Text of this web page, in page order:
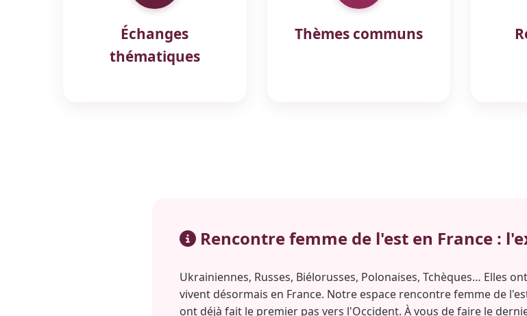
Échanges
thématiques
Thèmes communs
Rencontre femme de l'est en France :
Ukrainiennes, Russes, Biélorusses, Polonaises, Tchèques… Elles
vivent désormais en France. Notre espace rencontre femme de
ont déjà fait le premier pas vers l'Occident. À vous de faire le